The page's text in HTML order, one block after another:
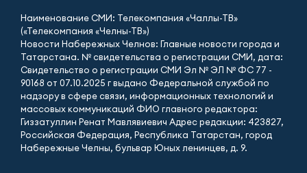
Наименование СМИ: Телекомпания «Чаллы-ТВ»
(«Телекомпания «Челны-ТВ»)
Новости Набережных Челнов: Главные новости города и
Татарстана. № свидетельства о регистрации СМИ, дата:
Свидетельство о регистрации СМИ Эл № ЭЛ № ФС 77 -
90168 от 07.10.2025 г выдано Федеральной службой по
надзору в сфере связи, информационных технологий и
массовых коммуникаций ФИО главного редактора:
Гиззатуллин Ренат Мавлявиевич Адрес редакции: 423827,
Российская Федерация, Республика Татарстан, город
Набережные Челны, бульвар Юных ленинцев, д. 9.